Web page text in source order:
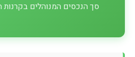
סך הנכסים המנוהלים בקרנות